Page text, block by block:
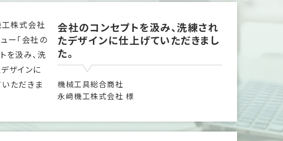
会社のコンセプトを汲み、洗練され
たデザインに仕上げていただきまし
た。
機械工具総合商社
永﨑機工株式会社 様